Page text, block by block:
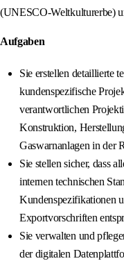
(UNESCO-Weltkulturerbe)
Aufgaben
Sie erstellen detaillierte
kundenspezifische
verantwortlichen
Konstruktion,
Gaswarnanlagen in der
Sie stellen sicher, dass
internen technischen
Kundenspezifikationen
Exportvorschriften
Sie verwalten und
der digitalen